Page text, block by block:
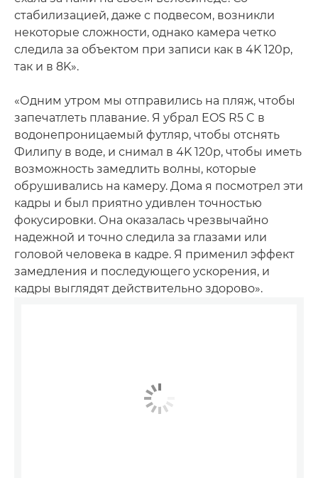
стабилизацией, даже с подвесом, возникли
некоторые сложности, однако камера четко
следила за объектом при записи как в 4K 120p,
так и в 8K».
«Одним утром мы отправились на пляж, чтобы
запечатлеть плавание. Я убрал EOS R5 C в
водонепроницаемый футляр, чтобы отснять
Филипу в воде, и снимал в 4K 120p, чтобы иметь
возможность замедлить волны, которые
обрушивались на камеру. Дома я посмотрел эти
кадры и был приятно удивлен точностью
фокусировки. Она оказалась чрезвычайно
надежной и точно следила за глазами или
головой человека в кадре. Я применил эффект
замедления и последующего ускорения, и
кадры выглядят действительно здорово».